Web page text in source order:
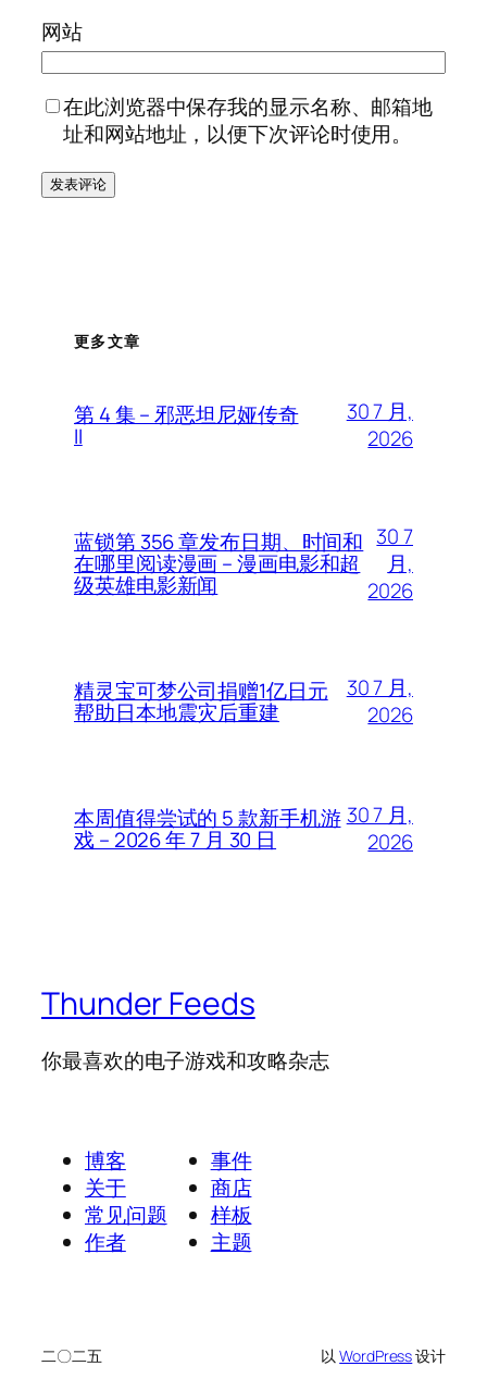
网站
在此浏览器中保存我的显示名称、邮箱地
址和网站地址，以便下次评论时使用。
更多文章
第 4 集 – 邪恶坦尼娅传奇
II
30 7 月,
2026
蓝锁第 356 章发布日期、时间和
在哪里阅读漫画 – 漫画电影和超
级英雄电影新闻
30 7
月,
2026
精灵宝可梦公司捐赠1亿日元
帮助日本地震灾后重建
30 7 月,
2026
本周值得尝试的 5 款新手机游
戏 – 2026 年 7 月 30 日
30 7 月,
2026
Thunder Feeds
你最喜欢的电子游戏和攻略杂志
博客
关于
常见问题
作者
事件
商店
样板
主题
二〇二五 以WordPress设计